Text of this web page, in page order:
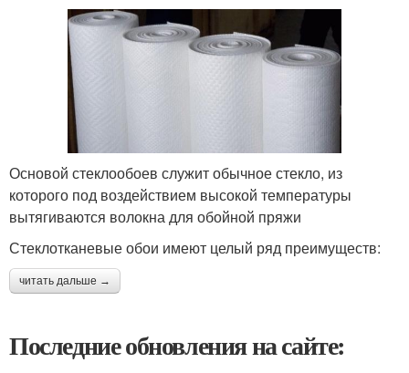
Основой стеклообоев служит обычное стекло, из
которого под воздействием высокой температуры
вытягиваются волокна для обойной пряжи
Стеклотканевые обои имеют целый ряд преимуществ:
читать дальше →
Последние обновления на сайте: